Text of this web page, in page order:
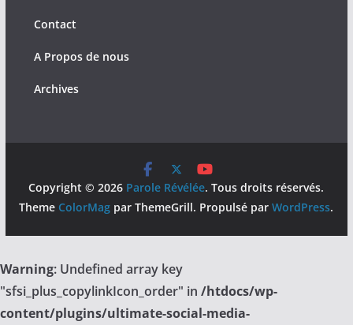
Contact
A Propos de nous
Archives
Copyright © 2026 Parole Révélée. Tous droits réservés.
Theme ColorMag par ThemeGrill. Propulsé parWordPress.
Warning: Undefined array key
"sfsi_plus_copylinkIcon_order" in /htdocs/wp-
content/plugins/ultimate-social-media-